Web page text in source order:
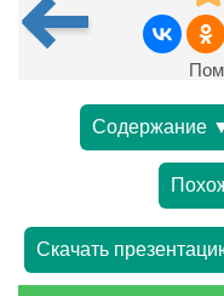
Содержание
Скачать